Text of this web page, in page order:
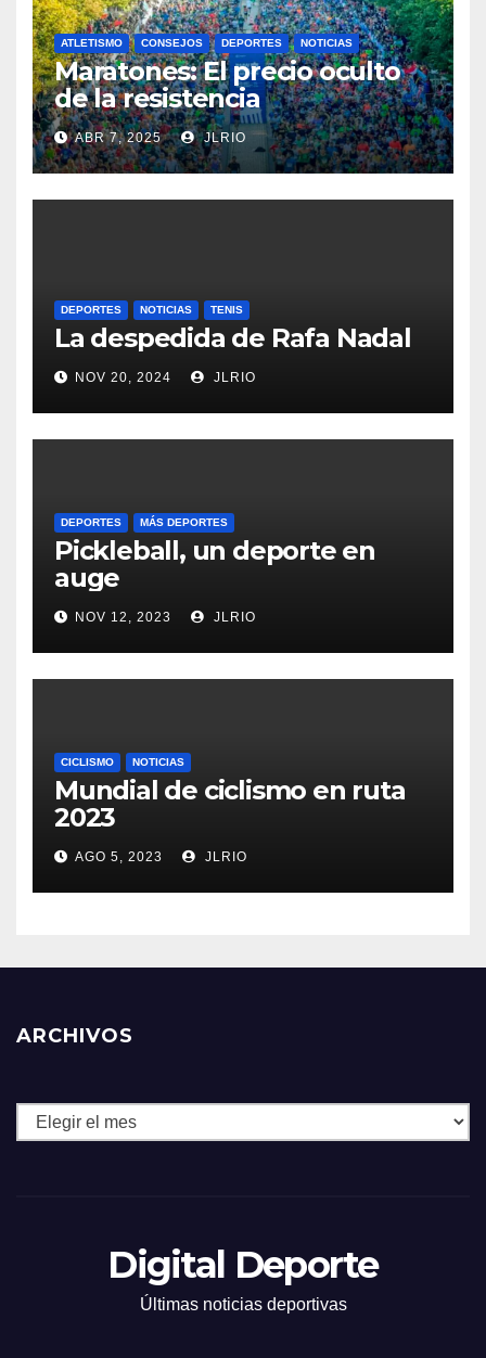
ATLETISMO CONSEJOS DEPORTES NOTICIAS
Maratones: El precio oculto
de la resistencia
ABR 7, 2025 JLRIO
DEPORTES NOTICIAS TENIS
La despedida de Rafa Nadal
NOV 20, 2024 JLRIO
DEPORTES MÁS DEPORTES
Pickleball, un deporte en
auge
NOV 12, 2023 JLRIO
CICLISMO NOTICIAS
Mundial de ciclismo en ruta
2023
AGO 5, 2023 JLRIO
ARCHIVOS
Archivos
Digital Deporte
Últimas noticias deportivas